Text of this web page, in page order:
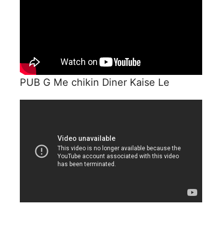
PUB G Me chikin Diner Kaise Le